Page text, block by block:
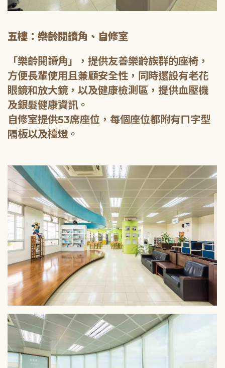
五樓：樂齡閱讀角、自修室
「樂齡閱讀角」，提供友善樂齡族群的座椅，
方便長輩使用且兼顧安全性，同時還設有老花
眼鏡和放大鏡，以及健康檢測區，提供血壓機
及銀髮健康資訊。
自修室提供53席座位，每個座位都附有ㄇ字型